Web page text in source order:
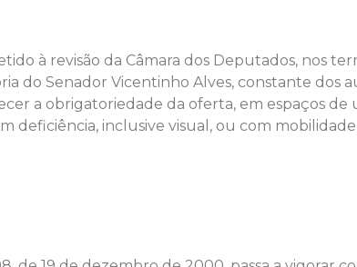
à revisão da Câmara dos Deputados, nos
do Senador Vicentinho Alves, constante dos
a obrigatoriedade da oferta, em espaços
deficiência, inclusive visual, ou com